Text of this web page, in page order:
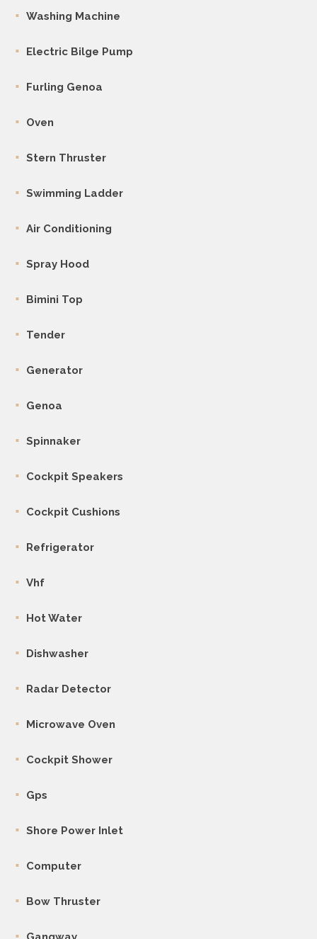
Washing Machine
Electric Bilge Pump
Furling Genoa
Oven
Stern Thruster
Swimming Ladder
Air Conditioning
Spray Hood
Bimini Top
Tender
Generator
Genoa
Spinnaker
Cockpit Speakers
Cockpit Cushions
Refrigerator
Vhf
Hot Water
Dishwasher
Radar Detector
Microwave Oven
Cockpit Shower
Gps
Shore Power Inlet
Computer
Bow Thruster